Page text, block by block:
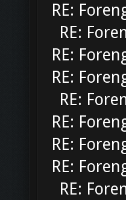
RE:
RE:
RE:
RE:
RE:
RE:
RE:
RE:
RE: